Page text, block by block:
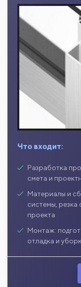
Что входит:
Разработка
смета и
Материалы и
системы, резка
проекта
Монтаж:
отладка и